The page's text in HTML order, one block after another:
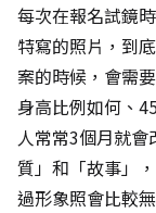
每次在報名試鏡
特寫的照片，到
案的時候，會需
身高比例如何、
人常常3個月就
質」和「故事」
過形象照會比較